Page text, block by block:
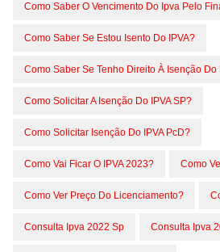
Como Saber O Vencimento Do Ipva Pelo
Como Saber Se Estou Isento Do IPVA?
Como Saber Se Tenho Direito À Isenção Do
Como Solicitar A Isenção Do IPVA SP?
Como Solicitar Isenção Do IPVA PcD?
Como Vai Ficar O IPVA 2023? Como
Como Ver Preço Do Licenciamento?
Consulta Ipva 2022 Sp Consulta Ipva